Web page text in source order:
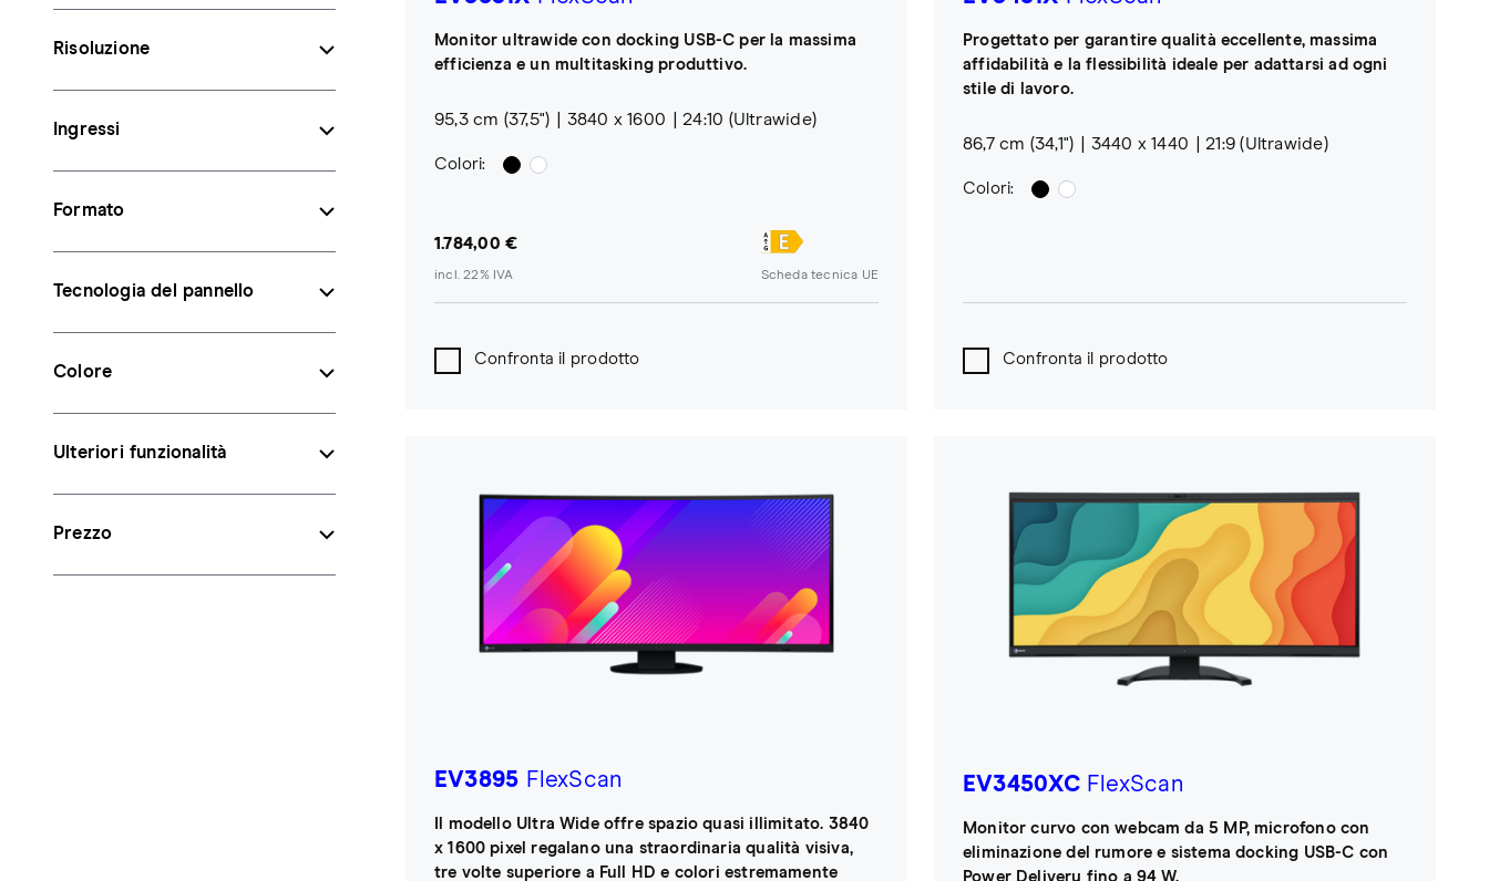
Risoluzione
Ingressi
Formato
Tecnologia del pannello
Colore
Ulteriori funzionalità
Prezzo
Monitor ultrawide con docking USB-C per la massima
efficienza e un multitasking produttivo.
95,3 cm (37,5") 3840 x 1600 24:10 (Ultrawide)
Colori:
1.784,00 €
incl. 22% IVA Scheda tecnica UE
Confronta il prodotto
Progettato per garantire qualità eccellente, massima
affidabilità e la flessibilità ideale per adattarsi ad ogni
stile di lavoro.
86,7 cm (34,1") 3440 x 1440 21:9 (Ultrawide)
Colori:
Confronta il prodotto
EV3895 FlexScan
Il modello Ultra Wide offre spazio quasi illimitato. 3840
x 1600 pixel regalano una straordinaria qualità visiva,
tre volte superiore a Full HD e colori estremamente
EV3450XCFlexScan
Monitor curvo con webcam da 5 MP, microfono con
eliminazione del rumore e sistema docking USB-C con
Power Delivery fino a 94 W.